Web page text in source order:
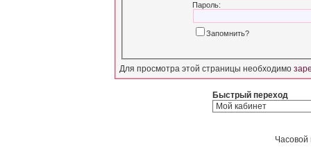
Пароль:
Запомнить?
Для просмотра этой страницы необходимо
Быстрый переход
Часовой